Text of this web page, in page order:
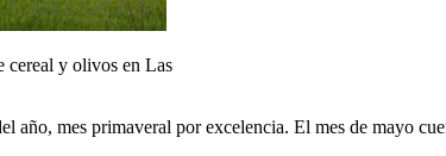
cereal y olivos en Las
año, mes primaveral por excelencia. El mes de mayo